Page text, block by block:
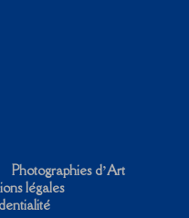
Photographies d’Art
légales